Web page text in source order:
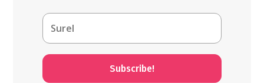
Subscribe!